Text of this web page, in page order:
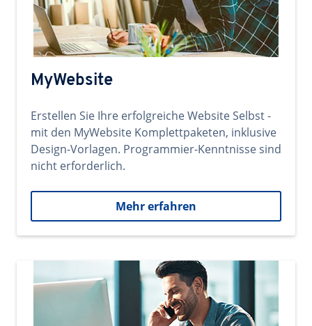
MyWebsite
Erstellen Sie Ihre erfolgreiche Website Selbst -
mit den MyWebsite Komplettpaketen, inklusive
Design-Vorlagen. Programmier-Kenntnisse sind
nicht erforderlich.
Mehr erfahren